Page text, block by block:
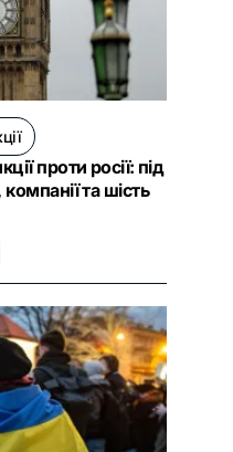
проти росії: під
та шість